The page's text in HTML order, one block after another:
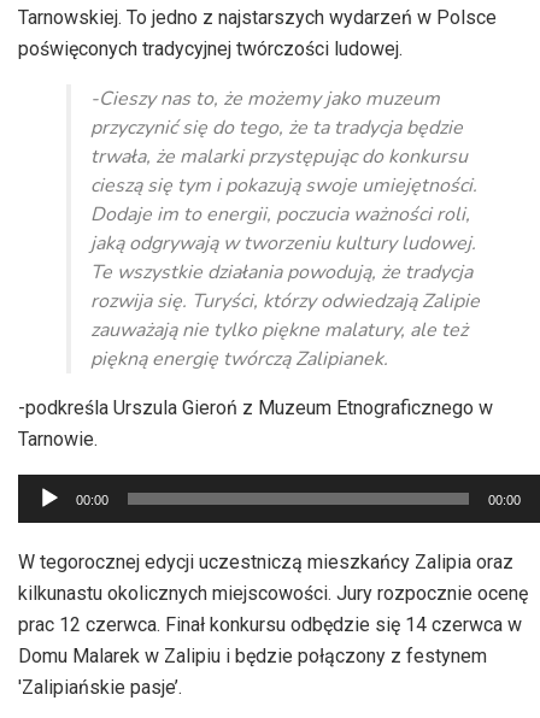
Tarnowskiej. To jedno z najstarszych wydarzeń w Polsce
poświęconych tradycyjnej twórczości ludowej.
-Cieszy nas to, że możemy jako muzeum
przyczynić się do tego, że ta tradycja będzie
trwała, że malarki przystępując do konkursu
cieszą się tym i pokazują swoje umiejętności.
Dodaje im to energii, poczucia ważności roli,
jaką odgrywają w tworzeniu kultury ludowej.
Te wszystkie działania powodują, że tradycja
rozwija się. Turyści, którzy odwiedzają Zalipie
zauważają nie tylko piękne malatury, ale też
piękną energię twórczą Zalipianek.
-podkreśla Urszula Gieroń z Muzeum Etnograficznego w
Tarnowie.
Odtwarzacz
plików
dźwiękowych
00:00 00:00
W tegorocznej edycji uczestniczą mieszkańcy Zalipia oraz
kilkunastu okolicznych miejscowości. Jury rozpocznie ocenę
prac 12 czerwca. Finał konkursu odbędzie się 14 czerwca w
Domu Malarek w Zalipiu i będzie połączony z festynem
'Zalipiańskie pasje’.